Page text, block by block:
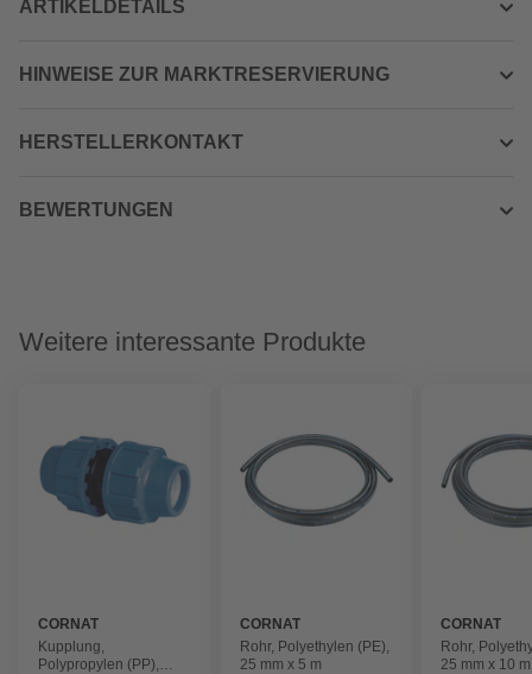
ARTIKELDETAILS
HINWEISE ZUR MARKTRESERVIERUNG
HERSTELLERKONTAKT
BEWERTUNGEN
Weitere interessante Produkte
CORNAT
Kupplung,
Polypropylen (PP),
CORNAT
Rohr, Polyethylen (PE),
25 mm x 5 m
CORNAT
Rohr,
25 mm x 10 m